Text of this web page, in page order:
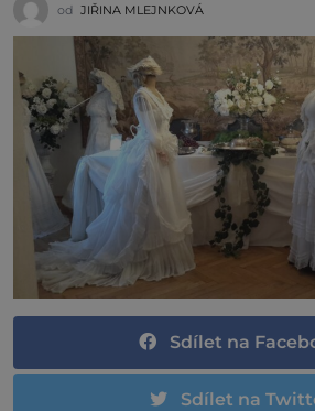
od JIŘINA MLEJNKOVÁ
Sdílet na
Sdílet na